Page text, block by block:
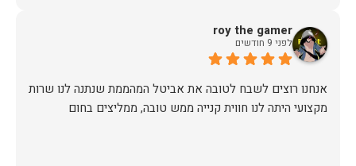
roy the gamer
לפני 9 חודשים
אנחנו רוצים לשבח לטובה את אביטל המהממת שנתנה לנו שרות
מקצועי היתה לנו חווית קנייה ממש טובה, ממליצים בחום